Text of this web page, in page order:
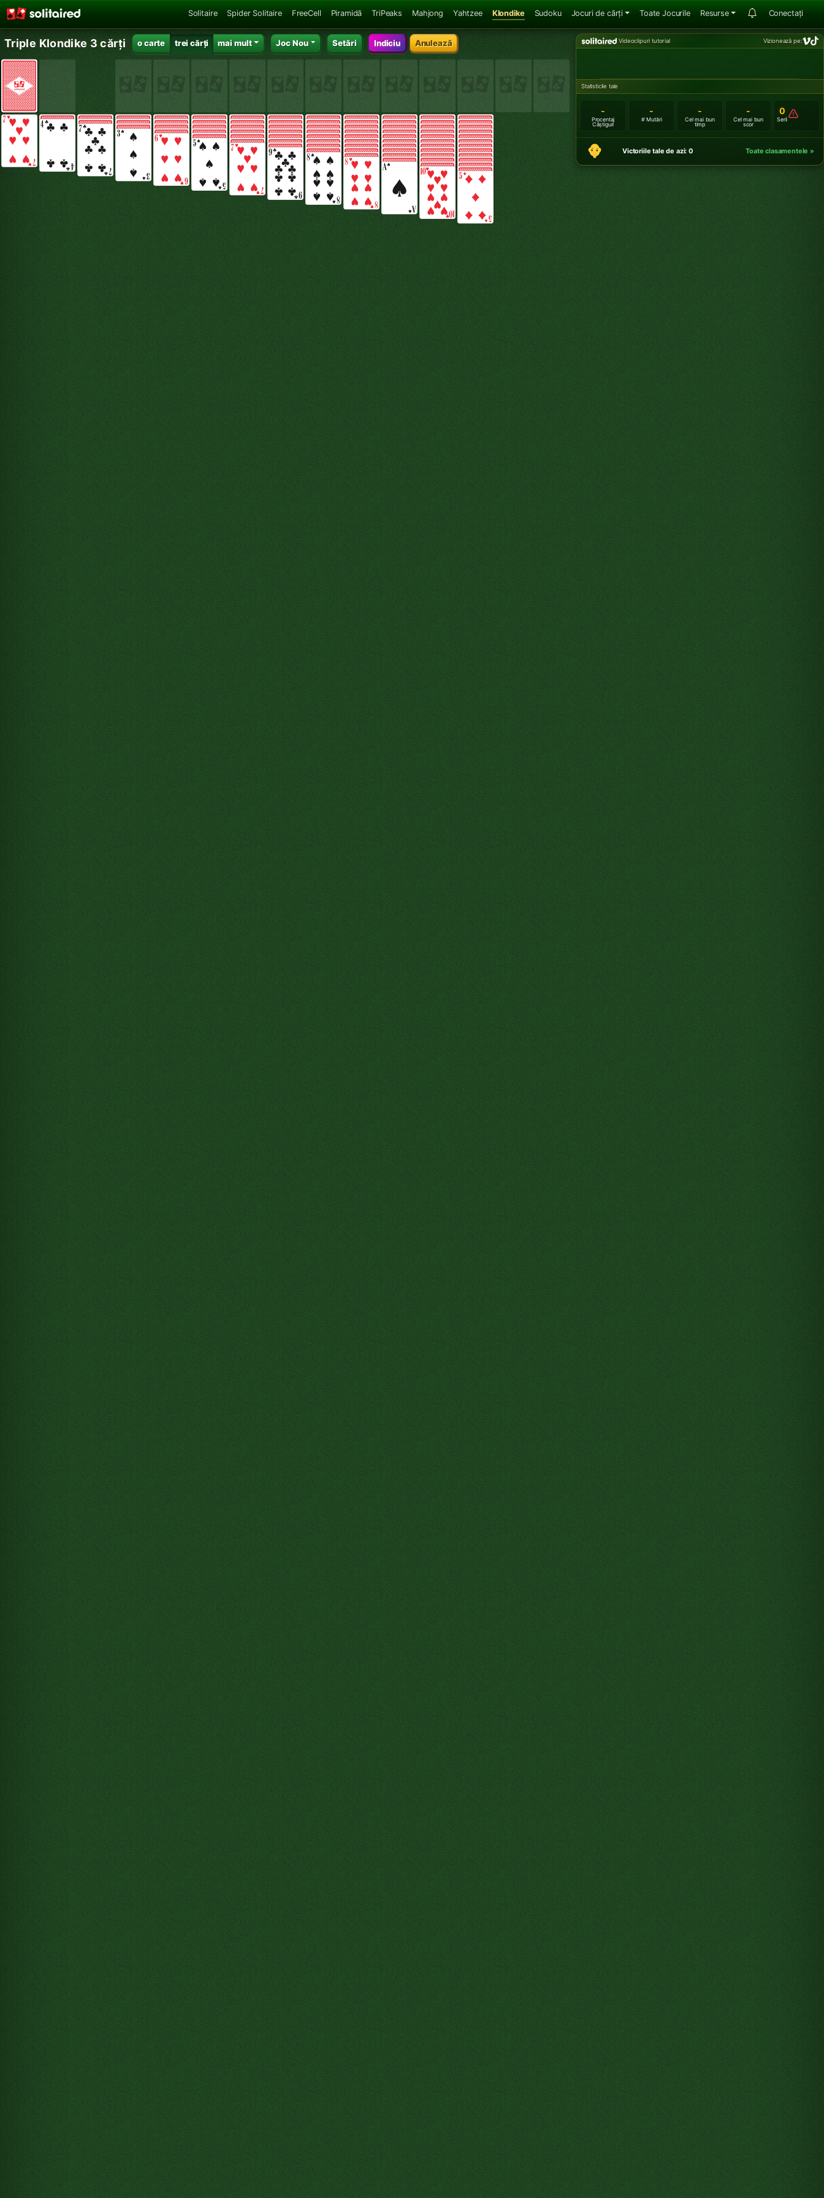
Solitaire Spider Solitaire FreeCell Piramidă TriPeaks Mahjong Yahtzee Klondike Sudoku Jocuri de cărți Toate Jocurile Resurse Conectați
Triple Klondike 3 cărți o carte trei cărți mai mult Joc Nou Setări Indiciu Anulează Videoclipuri tutorial Vizionează pe:
Statisticile tale
-
Procentaj
Câștiguri
-
# Mutări
-
Cel mai bun
timp
-
Cel mai bun
scor
0
Serii
Victoriile tale de azi: 0 Toate clasamentele »